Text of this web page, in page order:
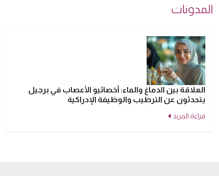
المدونات
العلاقة بين الدماغ والماء: أخصائيو الأعصاب في برجيل
يتحدثون عن الترطيب والوظيفة الإدراكية
قراءة المزيد